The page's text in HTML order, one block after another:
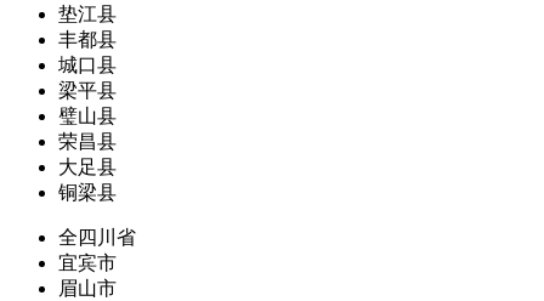
垫江县
丰都县
城口县
梁平县
璧山县
荣昌县
大足县
铜梁县
全四川省
宜宾市
眉山市